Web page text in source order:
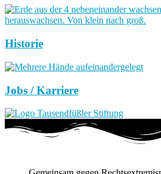
Historie
Jobs / Karriere